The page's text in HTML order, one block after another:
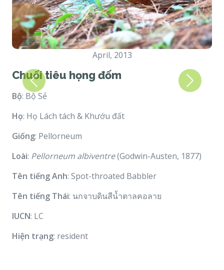
April, 2013
Chuối tiêu họng đốm
Bộ: Bộ Sẻ
Họ: Họ Lách tách & Khướu đất
Giống: Pellorneum
Loài: Pellorneum albiventre(Godwin-Austen, 1877)
Tên tiếng Anh: Spot-throated Babbler
Tên tiếng Thái: นกจาบดินสีน้ำตาลคอลาย
IUCN: LC
Hiện trạng: resident
Previous Next